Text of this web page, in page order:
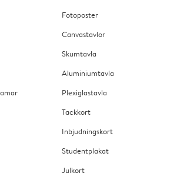
Fotoposter
Canvastavlor
Skumtavla
Aluminiumtavla
Plexiglastavla
Tackkort
Inbjudningskort
Studentplakat
Julkort